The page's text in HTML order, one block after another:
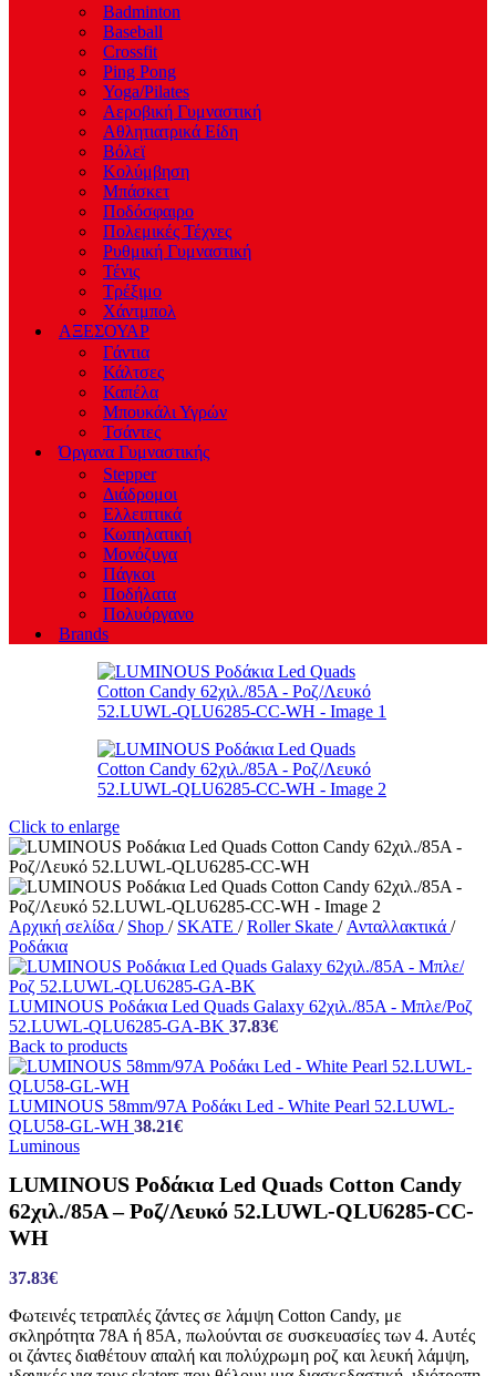
Badminton
Baseball
Crossfit
Ping Pong
Yoga/Pilates
Αεροβική Γυμναστική
Αθλητιατρικά Είδη
Βόλεϊ
Κολύμβηση
Μπάσκετ
Ποδόσφαιρο
Πολεμικές Τέχνες
Ρυθμική Γυμναστική
Τένις
Τρέξιμο
Χάντμπολ
ΑΞΕΣΟΥΑΡ
Γάντια
Κάλτσες
Καπέλα
Μπουκάλι Υγρών
Τσάντες
Όργανα Γυμναστικής
Stepper
Διάδρομοι
Ελλειπτικά
Κωπηλατική
Μονόζυγα
Πάγκοι
Ποδήλατα
Πολυόργανο
Brands
Click to enlarge
Αρχική σελίδα / Shop / SKATE / Roller Skate / Ανταλλακτικά /
Ροδάκια
LUMINOUS Ροδάκια Led Quads Galaxy 62χιλ./85A - Μπλε/Ροζ
52.LUWL-QLU6285-GA-BK 37.83€
Back to products
LUMINOUS 58mm/97A Ροδάκι Led - White Pearl 52.LUWL-
QLU58-GL-WH 38.21€
Luminous
LUMINOUS Ροδάκια Led Quads Cotton Candy
62χιλ./85A – Ροζ/Λευκό 52.LUWL-QLU6285-CC-
WH
37.83€
Φωτεινές τετραπλές ζάντες σε λάμψη Cotton Candy, με
σκληρότητα 78A ή 85A, πωλούνται σε συσκευασίες των 4. Αυτές
οι ζάντες διαθέτουν απαλή και πολύχρωμη ροζ και λευκή λάμψη,